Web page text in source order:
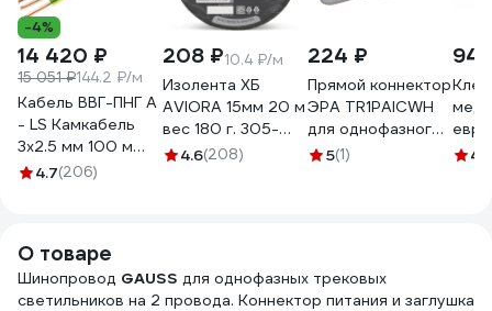
-4%
14 420 ₽
15 051 ₽144.2 ₽/м
Кабель ВВГ-ПНГ А
- LS Камкабель
3x2.5 мм 100 м
ГОСТ
4.7(206)
208 ₽10.4 ₽/м
Изолента ХБ
AVIORA 15мм 20 м
вес 180 г. 305-
0654.6(208)
224 ₽
Прямой коннектор
ЭРА TR1PAICWH
для однофазного
шинопровода
5(1) 4
О товаре
Шинопровод GAUSS для однофазных трековых
светильников на 2 провода. Коннектор питания и заглушка